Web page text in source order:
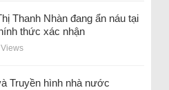
Thanh Nhàn đang ẩn náu tại
thức xác nhận
Truyền hình nhà nước